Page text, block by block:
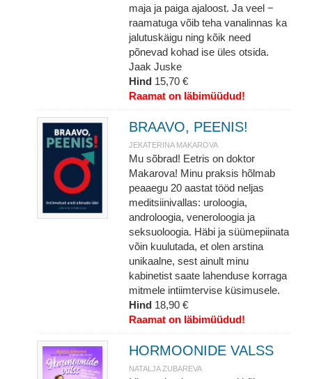
maja ja paiga ajaloost. Ja veel −
raamatuga võib teha vanalinnas ka
jalutuskäigu ning kõik need
põnevad kohad ise üles otsida.
Jaak Juske
Hind 15,70 €
Raamat on läbimüüdud!
BRAAVO, PEENIS!
JEKATERINA MAKAROVA
Mu sõbrad! Eetris on doktor
Makarova! Minu praksis hõlmab
peaaegu 20 aastat tööd neljas
meditsiinivallas: uroloogia,
androloogia, veneroloogia ja
seksuoloogia. Häbi ja süümepiinata
võin kuulutada, et olen arstina
unikaalne, sest ainult minu
kabinetist saate lahenduse korraga
mitmele intiimtervise küsimusele.
Hind 18,90 €
Raamat on läbimüüdud!
HORMOONIDE VALSS
NATALJA ZUBAREVA